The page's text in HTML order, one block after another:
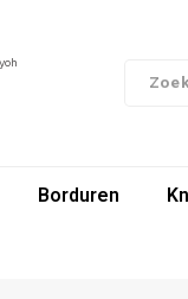
Borduren